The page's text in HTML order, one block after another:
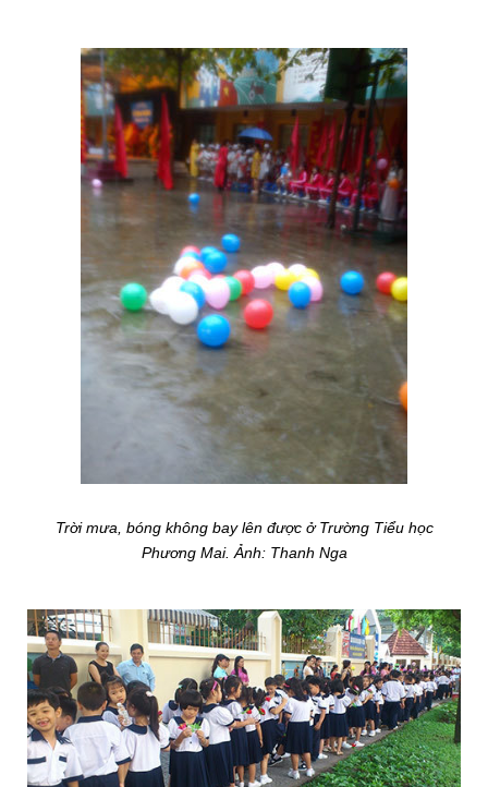
Trời mưa, bóng không bay lên được ở Trường Tiểu học
Phương Mai. Ảnh: Thanh Nga